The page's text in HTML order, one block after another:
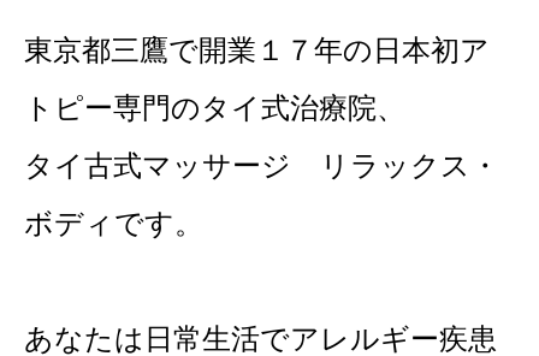
東京都三鷹で開業１７年の日本初ア
トピー専門のタイ式治療院、
タイ古式マッサージ リラックス・
ボディです。
あなたは日常生活でアレルギー疾患